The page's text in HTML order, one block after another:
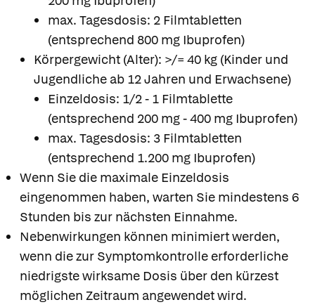
max. Tagesdosis: 2 Filmtabletten
(entsprechend 800 mg Ibuprofen)
Körpergewicht (Alter): >/= 40 kg (Kinder und
Jugendliche ab 12 Jahren und Erwachsene)
Einzeldosis: 1/2 - 1 Filmtablette
(entsprechend 200 mg - 400 mg Ibuprofen)
max. Tagesdosis: 3 Filmtabletten
(entsprechend 1.200 mg Ibuprofen)
Wenn Sie die maximale Einzeldosis
eingenommen haben, warten Sie mindestens 6
Stunden bis zur nächsten Einnahme.
Nebenwirkungen können minimiert werden,
wenn die zur Symptomkontrolle erforderliche
niedrigste wirksame Dosis über den kürzest
möglichen Zeitraum angewendet wird.